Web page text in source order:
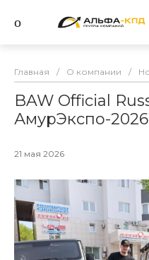
Главная / О компании /
BAW Official
АмурЭкспо-
21 мая 2026